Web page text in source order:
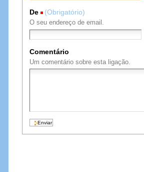
De (Obrigatório)
O seu endereço de email.
Comentário
Um comentário sobre esta ligação.